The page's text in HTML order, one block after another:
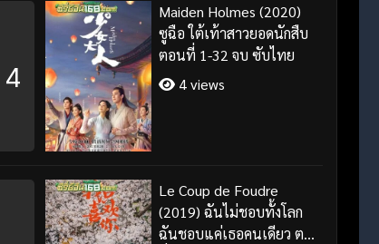
4
Maiden Holmes (2020)
ซูฉือ ใต้เท้าสาวยอดนักสืบ
ตอนที่ 1-32 จบ ซับไทย
4 views
Le Coup de Foudre
(2019) ฉันไม่ชอบทั้งโลก
ฉันชอบแค่เธอคนเดียว ตอน